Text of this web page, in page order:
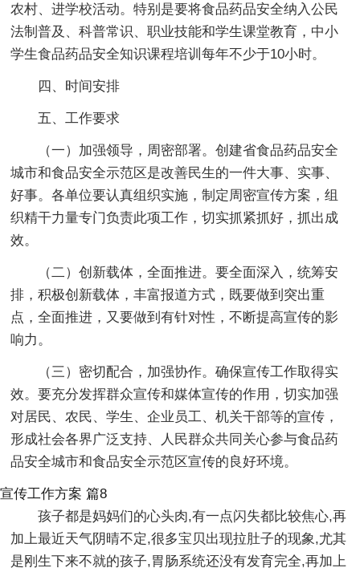
农村、进学校活动。特别是要将食品药品安全纳入公民
法制普及、科普常识、职业技能和学生课堂教育，中小
学生食品药品安全知识课程培训每年不少于10小时。
四、时间安排
五、工作要求
（一）加强领导，周密部署。创建省食品药品安全
城市和食品安全示范区是改善民生的一件大事、实事、
好事。各单位要认真组织实施，制定周密宣传方案，组
织精干力量专门负责此项工作，切实抓紧抓好，抓出成
效。
（二）创新载体，全面推进。要全面深入，统筹安
排，积极创新载体，丰富报道方式，既要做到突出重
点，全面推进，又要做到有针对性，不断提高宣传的影
响力。
（三）密切配合，加强协作。确保宣传工作取得实
效。要充分发挥群众宣传和媒体宣传的作用，切实加强
对居民、农民、学生、企业员工、机关干部等的宣传，
形成社会各界广泛支持、人民群众共同关心参与食品药
品安全城市和食品安全示范区宣传的良好环境。
宣传工作方案 篇8
孩子都是妈妈们的心头肉,有一点闪失都比较焦心,再
加上最近天气阴晴不定,很多宝贝出现拉肚子的现象,尤其
是刚生下来不就的孩子,胃肠系统还没有发育完全,再加上